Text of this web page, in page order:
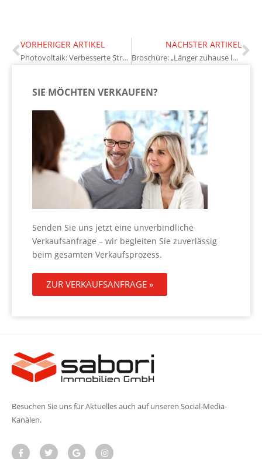
VORHERIGER ARTIKEL
Photovoltaik: Verbesserte Stromrichter
NÄCHSTER ARTIKEL
Broschüre: „Länger zuhause leben“
SIE MÖCHTEN VERKAUFEN?
Senden Sie uns jetzt eine unverbindliche
Verkaufsanfrage – wir begleiten Sie zuverlässig
beim gesamten Verkaufsprozess.
ZUR VERKAUFSANFRAGE »
Besuchen Sie uns für Aktuelles auch auf unseren Social-Media-
Kanälen.